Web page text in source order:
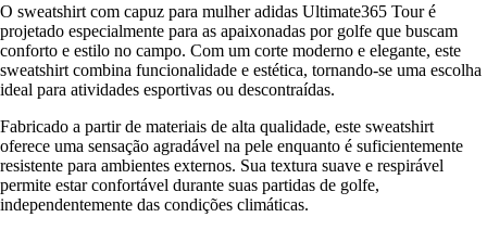
O sweatshirt com capuz para mulher adidas Ultimate365 Tour é
projetado especialmente para as apaixonadas por golfe que buscam
conforto e estilo no campo. Com um corte moderno e elegante, este
sweatshirt combina funcionalidade e estética, tornando-se uma escolha
ideal para atividades esportivas ou descontraídas.
Fabricado a partir de materiais de alta qualidade, este sweatshirt
oferece uma sensação agradável na pele enquanto é suficientemente
resistente para ambientes externos. Sua textura suave e respirável
permite estar confortável durante suas partidas de golfe,
independentemente das condições climáticas.